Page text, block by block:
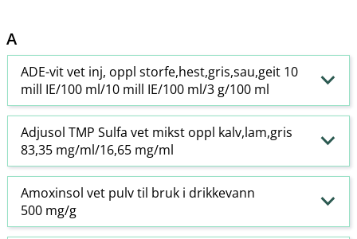
A
ADE-vit vet inj, oppl storfe,hest,gris,sau,geit 10
mill IE/100 ml/10 mill IE/100 ml/3 g/100 ml
Adjusol TMP Sulfa vet mikst oppl kalv,lam,gris
83,35 mg/ml/16,65 mg/ml
Amoxinsol vet pulv til bruk i drikkevann
500 mg/g